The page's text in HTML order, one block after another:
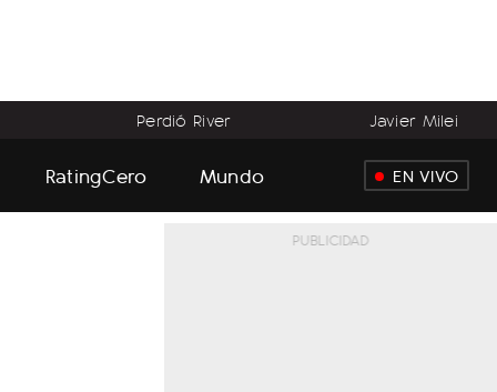
Perdió River Javier Milei
RatingCero Mundo EN VIVO